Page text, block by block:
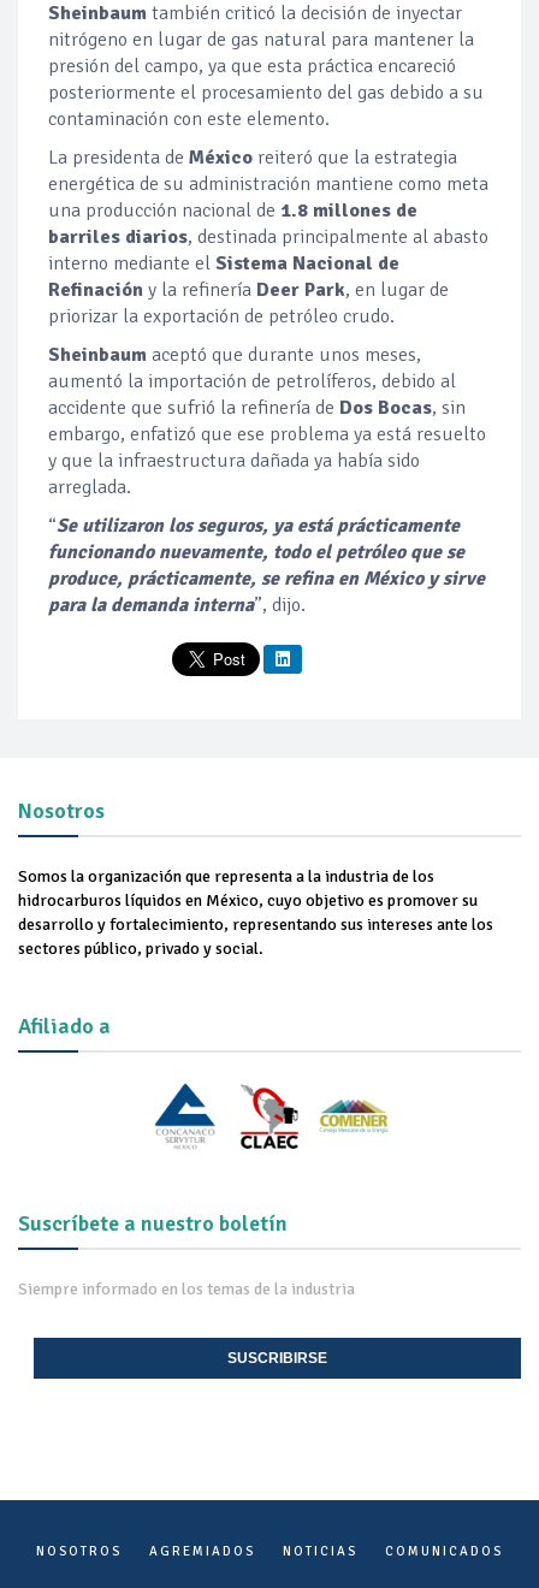
Sheinbaum también criticó la decisión de inyectar
nitrógeno en lugar de gas natural para mantener la
presión del campo, ya que esta práctica encareció
posteriormente el procesamiento del gas debido a su
contaminación con este elemento.
La presidenta de México reiteró que la estrategia
energética de su administración mantiene como meta
una producción nacional de 1.8 millones de
barriles diarios, destinada principalmente al abasto
interno mediante el Sistema Nacional de
Refinación y la refinería Deer Park, en lugar de
priorizar la exportación de petróleo crudo.
Sheinbaum aceptó que durante unos meses,
aumentó la importación de petrolíferos, debido al
accidente que sufrió la refinería de Dos Bocas, sin
embargo, enfatizó que ese problema ya está resuelto
y que la infraestructura dañada ya había sido
arreglada.
“Se utilizaron los seguros, ya está prácticamente
funcionando nuevamente, todo el petróleo que se
produce, prácticamente, se refina en México y sirve
para la demanda interna”, dijo.
Nosotros
Somos la organización que representa a la industria de los
hidrocarburos líquidos en México, cuyo objetivo es promover su
desarrollo y fortalecimiento, representando sus intereses ante los
sectores público, privado y social.
Afiliado a
Suscríbete a nuestro boletín
Siempre informado en los temas de la industria
SUSCRIBIRSE
NOSOTROS AGREMIADOS NOTICIAS COMUNICADOS